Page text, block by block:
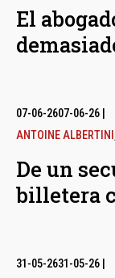
El
07-06-2607-06-26
ANTOINE ALBERTINI
De un
billetera
31-05-2631-05-26